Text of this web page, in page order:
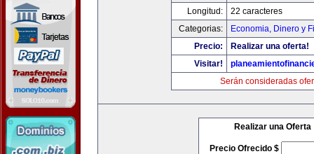
Longitud:
22 caracteres
Categorias:
Economia, Dinero y
Precio:
Realizar una oferta!
Visitar!
Serán consideradas
Realizar una Oferta
Precio Ofrecido $